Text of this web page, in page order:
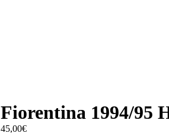
Fiorentina 1994/95
45,00€